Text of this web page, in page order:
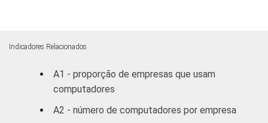
armazenagem
46
Indicadores Relacionados
A1 - proporção de empresas que usam
computadores
A2 - número de computadores por empresa